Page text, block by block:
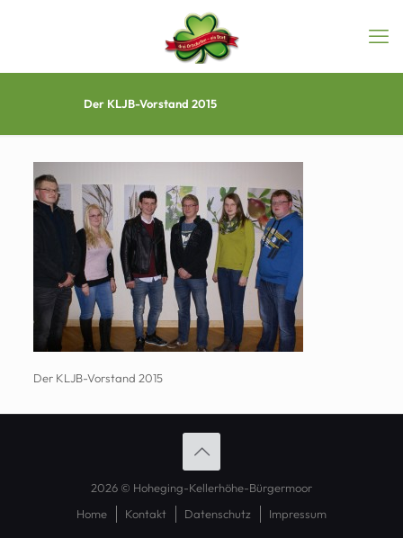
Der KLJB-Vorstand 2015
Der KLJB-Vorstand 2015
2026 © Hoheging-Kellerhöhe-Bürgermoor
Home
Kontakt Datenschutz Impressum